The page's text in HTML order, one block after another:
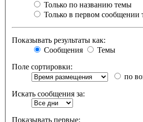
Только по названию темы
Только в первом сообщении
Показывать результаты как:
Сообщения
Темы
Поле сортировки:
по
Искать сообщения за:
Показывать первые: